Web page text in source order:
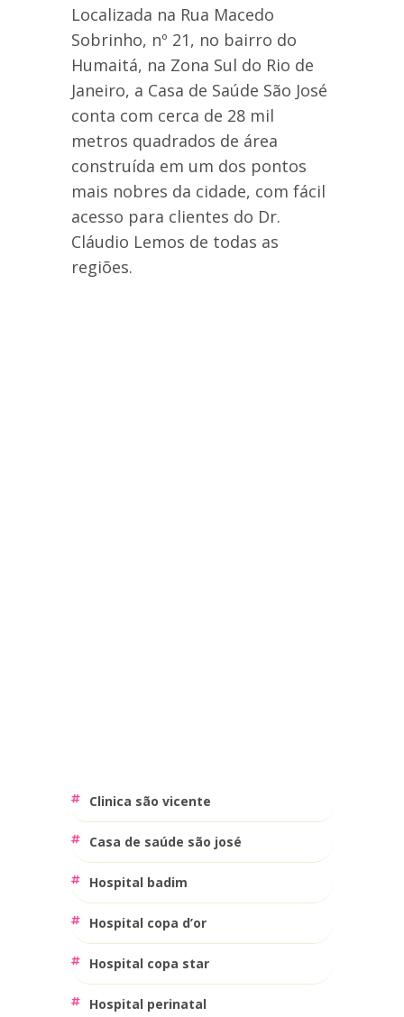
Localizada na Rua Macedo
Sobrinho, nº 21, no bairro do
Humaitá, na Zona Sul do Rio de
Janeiro, a Casa de Saúde São José
conta com cerca de 28 mil
metros quadrados de área
construída em um dos pontos
mais nobres da cidade, com fácil
acesso para clientes do Dr.
Cláudio Lemos de todas as
regiões.
clinica são vicente
casa de saúde são josé
hospital badim
hospital copa d’or
hospital copa star
hospital perinatal